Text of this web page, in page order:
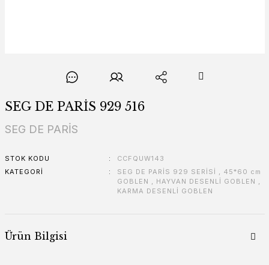
SEG DE PARİS 929 516
SEG DE PARİS
STOK KODU
CCFQUW143
KATEGORI
SEG DE PARİS 929 SERİSİ , 45*60 cm
GOBLEN , HAYVAN DESENLİ GOBLEN ,
KARMA DESENLİ GOBLEN
Ürün Bilgisi